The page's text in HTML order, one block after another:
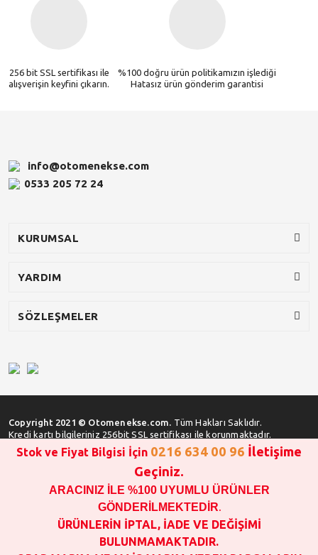
256 bit SSL sertifikası ile
alışverişin keyfini çıkarın.
%100 doğru ürün politikamızın işlediği
Hatasız ürün gönderim garantisi
info@otomenekse.com
0533 205 72 24
KURUMSAL
YARDIM
SÖZLEŞMELER
Copyright 2021 © Otomenekse.com. Tüm Hakları Saklıdır.
Kredi kartı bilgileriniz 256bit SSL sertifikası ile korunmaktadır.
SATIN ALMA İŞLEMİ YAPMADAN ÖNCE
STOK VE FİYAT BİLGİSİ ALINIZ !!!
1000 TL VE ÜSTÜ SİPARİŞ VERİLEBİLİR!!!
OPAR MARKA VE MAİS MARKA YEDEK PARÇALARIN
GARANTİSİ YOKTUR!!!!!!!!!!!
Stok ve Fiyat Bilgisi İçin 0216 634 00 96 İletişime
Geçiniz.
ARACINIZ İLE %100 UYUMLU ÜRÜNLER
GÖNDERİLMEKTEDİR.
ÜRÜNLERİN İPTAL, İADE VE DEĞİŞİMİ
BULUNMAMAKTADIR.